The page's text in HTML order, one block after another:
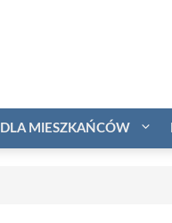
DLA MIESZKAŃCÓW